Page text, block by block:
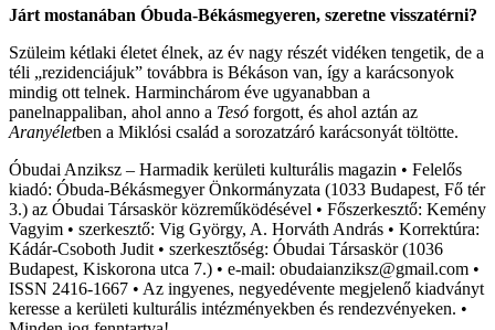
Járt mostanában Óbuda-Békásmegyeren, szeretne visszatérni?
Szüleim kétlaki életet élnek, az év nagy részét vidéken tengetik, de a
téli „rezidenciájuk” továbbra is Békáson van, így a karácsonyok
mindig ott telnek. Harminchárom éve ugyanabban a
panelnappaliban, ahol anno a Tesó forgott, és ahol aztán az
Aranyéletben a Miklósi család a sorozatzáró karácsonyát töltötte.
Óbudai Anziksz – Harmadik kerületi kulturális magazin • Felelős
kiadó: Óbuda-Békásmegyer Önkormányzata (1033 Budapest, Fő tér
3.) az Óbudai Társaskör közreműködésével • Főszerkesztő: Kemény
Vagyim • szerkesztő: Vig György, A. Horváth András • Korrektúra:
Kádár-Csoboth Judit • szerkesztőség: Óbudai Társaskör (1036
Budapest, Kiskorona utca 7.) • e-mail: obudaianziksz@gmail.com •
ISSN 2416-1667 • Az ingyenes, negyedévente megjelenő kiadványt
keresse a kerületi kulturális intézményekben és rendezvényeken. •